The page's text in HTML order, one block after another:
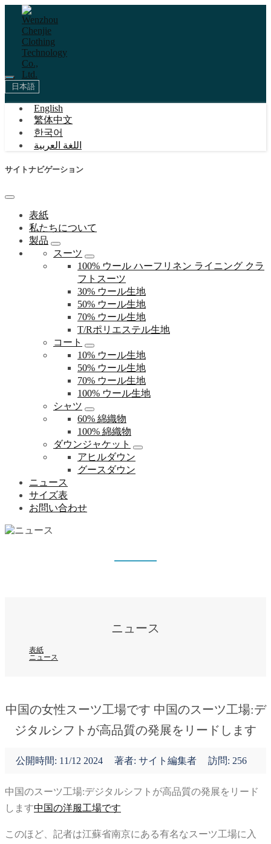
日本語
English
繁体中文
한국어
اللغة العربية
サイトナビゲーション
表紙
私たちについて
製品
スーツ
100% ウール ハーフリネン ライニング クラ
フトスーツ
30% ウール生地
50% ウール生地
70% ウール生地
T/Rポリエステル生地
コート
10% ウール生地
50% ウール生地
70% ウール生地
100% ウール生地
シャツ
60% 綿織物
100% 綿織物
ダウンジャケット
アヒルダウン
グースダウン
ニュース
サイズ表
お問い合わせ
ニュース
表紙
ニュース
中国の女性スーツ工場です 中国のスーツ工場:デ
ジタルシフトが高品質の発展をリードします
公開時間: 11/12 2024 著者: サイト編集者 訪問: 256
中国のスーツ工場:デジタルシフトが高品質の発展をリード
します中国の洋服工場です
このほど、記者は江蘇省南京にある有名なスーツ工場に入